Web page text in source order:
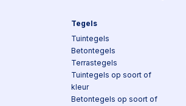
Tegels
Tuintegels
Betontegels
Terrastegels
Tuintegels op soort of
kleur
Betontegels op soort of